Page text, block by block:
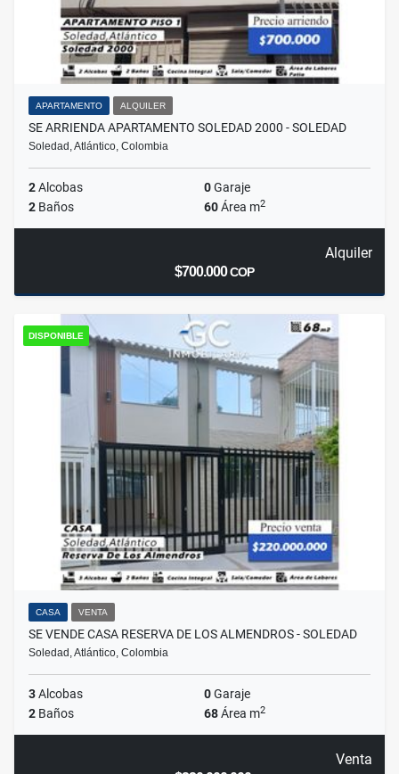
APARTAMENTO ALQUILER
SE ARRIENDA APARTAMENTO SOLEDAD 2000 - SOLEDAD
Soledad, Atlántico, Colombia
2Alcobas 0Garaje
2 Baños 60Área m2
Alquiler
$700.000COP
DISPONIBLE
CASA VENTA
SE VENDE CASA RESERVA DE LOS ALMENDROS - SOLEDAD
Soledad, Atlántico, Colombia
3Alcobas 0Garaje
2 Baños 68Área m2
Venta